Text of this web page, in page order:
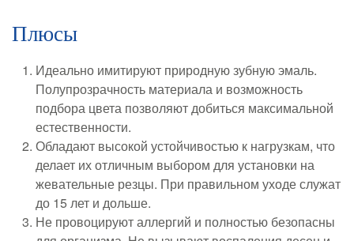
Плюсы
Идеально имитируют природную зубную эмаль.
Полупрозрачность материала и возможность
подбора цвета позволяют добиться максимальной
естественности.
Обладают высокой устойчивостью к нагрузкам, что
делает их отличным выбором для установки на
жевательные резцы. При правильном уходе служат
до 15 лет и дольше.
Не провоцируют аллергий и полностью безопасны